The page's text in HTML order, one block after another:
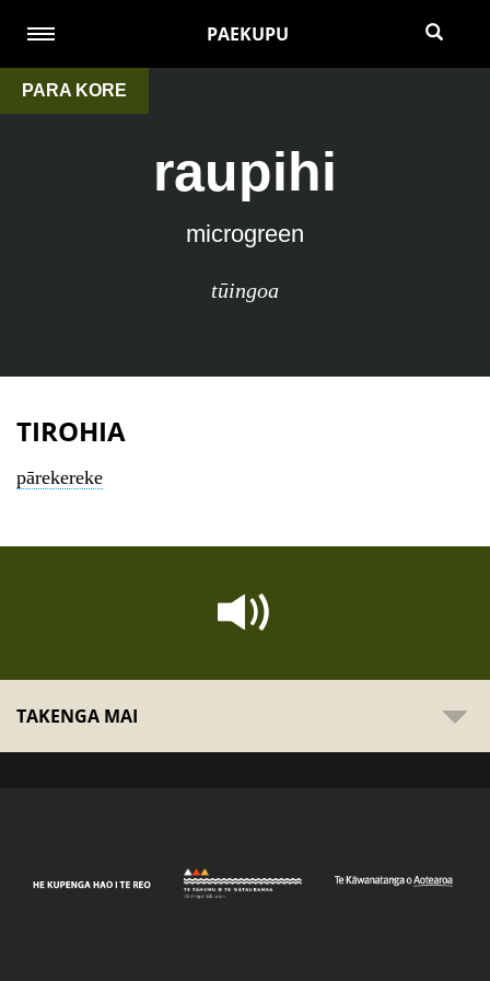
PAEKUPU
PARA KORE
raupihi
microgreen
tūingoa
TIROHIA
pārekereke
TAKENGA MAI